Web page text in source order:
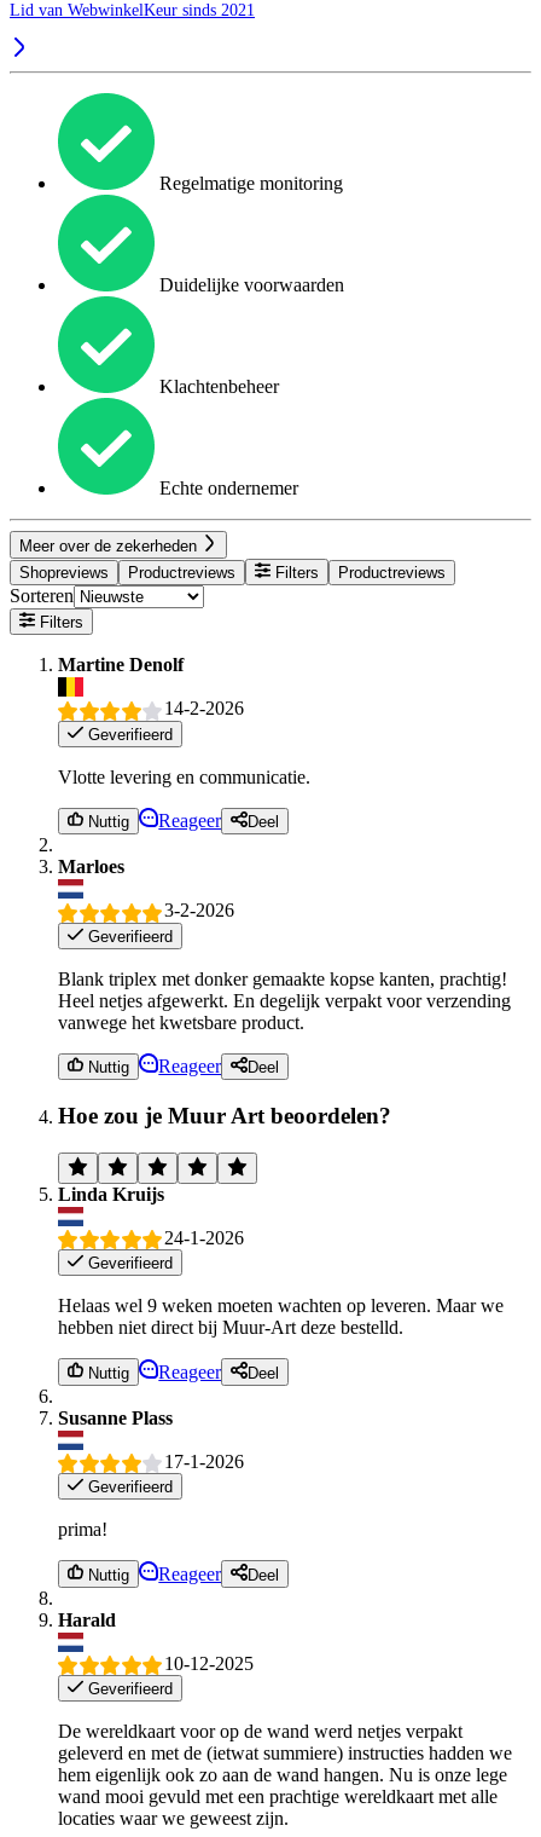
Lid van WebwinkelKeur sinds 2021
Regelmatige monitoring
Duidelijke voorwaarden
Klachtenbeheer
Echte ondernemer
Meer over de zekerheden
Shopreviews
Productreviews Filters Productreviews
Sorteren
Filters
Martine Denolf
14-2-2026
Geverifieerd
Vlotte levering en communicatie.
Nuttig Reageer Deel
Marloes
3-2-2026
Geverifieerd
Blank triplex met donker gemaakte kopse kanten, prachtig!
Heel netjes afgewerkt. En degelijk verpakt voor verzending
vanwege het kwetsbare product.
Nuttig Reageer Deel
Hoe zou je Muur Art beoordelen?
Linda Kruijs
24-1-2026
Geverifieerd
Helaas wel 9 weken moeten wachten op leveren. Maar we
hebben niet direct bij Muur-Art deze bestelld.
Nuttig Reageer Deel
Susanne Plass
17-1-2026
Geverifieerd
prima!
Nuttig Reageer Deel
Harald
10-12-2025
Geverifieerd
De wereldkaart voor op de wand werd netjes verpakt
geleverd en met de (ietwat summiere) instructies hadden we
hem eigenlijk ook zo aan de wand hangen. Nu is onze lege
wand mooi gevuld met een prachtige wereldkaart met alle
locaties waar we geweest zijn.